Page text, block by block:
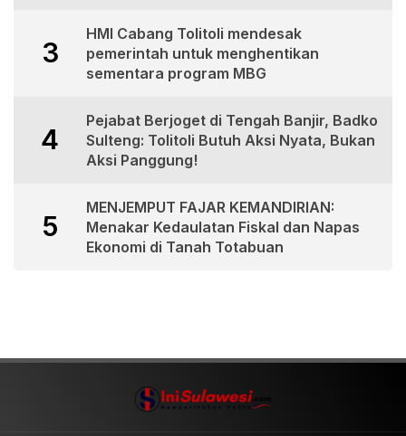
3
HMI Cabang Tolitoli mendesak
pemerintah untuk menghentikan
sementara program MBG
4
Pejabat Berjoget di Tengah Banjir, Badko
Sulteng: Tolitoli Butuh Aksi Nyata, Bukan
Aksi Panggung!
5
MENJEMPUT FAJAR KEMANDIRIAN:
Menakar Kedaulatan Fiskal dan Napas
Ekonomi di Tanah Totabuan